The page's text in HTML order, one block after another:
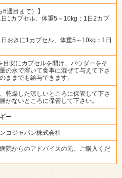
6週目まで）】
1カプセル、体重5～10kg：1日2カプ
おきに1カプセル、体重5～10kg：1日
目安にカプセルを開け、パウダーをそ
の水で溶いて食事に混ぜて与えて下さ
ままでも給与できます。
乾燥した涼しいところに保管して下さ
かないところに保管して下さい。
ー
コジャパン株式会社
院からのアドバイスの元、ご購入くだ